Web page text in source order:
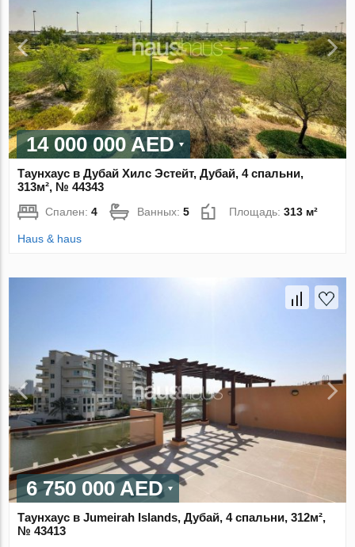
14 000 000 AED
Таунхаус в Дубай Хилс Эстейт, Дубай, 4 спальни,
313м², № 44343
Спален:4 Ванных:5 Площадь:313 м²
Haus & haus
6 750 000 AED
Таунхаус в Jumeirah Islands, Дубай, 4 спальни, 312м²,
№ 43413